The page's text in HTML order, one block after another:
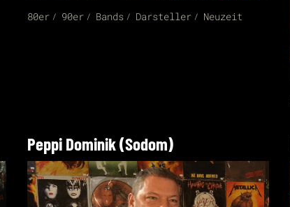
80er 90er Bands Darsteller Neuzeit
Peppi Dominik (Sodom)